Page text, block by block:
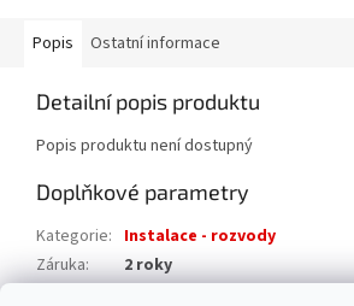
Popis Ostatní informace
Detailní popis produktu
Popis produktu není dostupný
Doplňkové parametry
Kategorie: Instalace - rozvody
Záruka:
2 roky